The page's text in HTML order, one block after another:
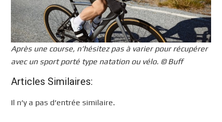
Après une course, n’hésitez pas à varier pour récupérer
avec un sport porté type natation ou vélo. © Buff
Articles Similaires:
Il n’y a pas d’entrée similaire.